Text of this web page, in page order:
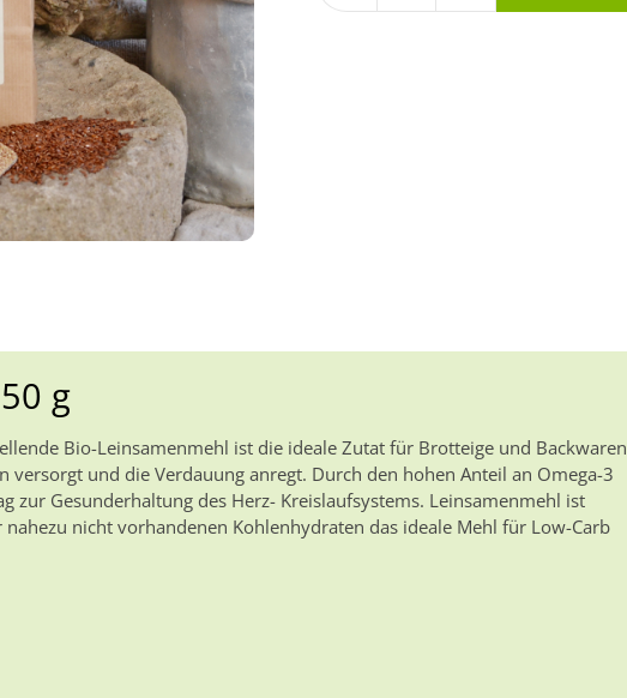
Leinsamenmehl
g
Bio-Leinsamenmehl ist die ideale Zutat für Brotteige und Backwaren
und die Verdauung anregt. Durch den hohen Anteil an Omega-3
zur Gesunderhaltung des Herz- Kreislaufsystems. Leinsamenmehl ist
nicht vorhandenen Kohlenhydraten das ideale Mehl für Low-Carb